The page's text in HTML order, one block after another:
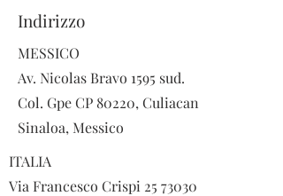
Indirizzo
MESSICO
Av. Nicolas Bravo 1595 sud.
Col. Gpe CP 80220, Culiacan
Sinaloa, Messico
ITALIA
Via Francesco Crispi 25 73030